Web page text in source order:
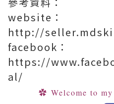
website：
http://
facebook：
https://
al/
✿ Welcome to